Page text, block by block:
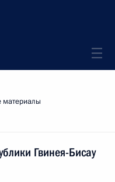
материалы
Гвинея-Бисау